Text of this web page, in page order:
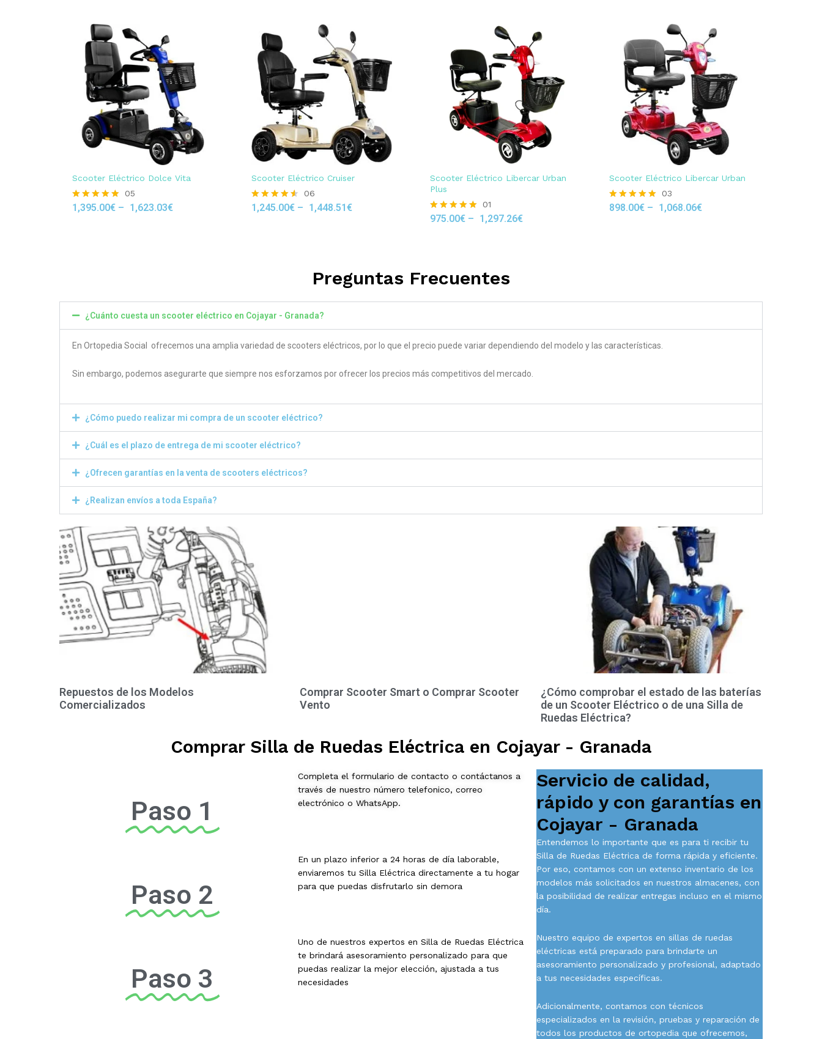
Scooter Eléctrico Dolce Vita
Rated
05
1,395.00€ – 1,623.03€
Scooter Eléctrico Cruiser
Rated
06
1,245.00€– 1,448.51€
Scooter Eléctrico Libercar Urban
Plus
Rated
01
975.00€ – 1,297.26€
Scooter Eléctrico Libercar Urban
Rated
03
898.00€– 1,068.06€
Preguntas Frecuentes
¿Cuánto cuesta un scooter eléctrico en Cojayar - Granada?
En Ortopedia Social ofrecemos una amplia variedad de scooters eléctricos, por lo que el precio puede variar dependiendo del modelo y las características.
Sin embargo, podemos asegurarte que siempre nos esforzamos por ofrecer los precios más competitivos del mercado.
¿Cómo puedo realizar mi compra de un scooter eléctrico?
¿Cuál es el plazo de entrega de mi scooter eléctrico?
¿Ofrecen garantías en la venta de scooters eléctricos?
¿Realizan envíos a toda España?
Repuestos de los Modelos
Comercializados
Comprar Scooter Smart o Comprar Scooter
Vento
¿Cómo comprobar el estado de las baterías
de un Scooter Eléctrico o de una Silla de
Ruedas Eléctrica?
Comprar Silla de Ruedas Eléctrica en Cojayar - Granada
Paso 1
Paso 2
Paso 3
Completa el formulario de contacto o contáctanos a
través de nuestro número telefonico, correo
electrónico o WhatsApp.
En un plazo inferior a 24 horas de día laborable,
enviaremos tu Silla Eléctrica directamente a tu hogar
para que puedas disfrutarlo sin demora
Uno de nuestros expertos en Silla de Ruedas Eléctrica
te brindará asesoramiento personalizado para que
puedas realizar la mejor elección, ajustada a tus
necesidades
Servicio de calidad,
rápido y con garantías en
Cojayar - Granada
Entendemos lo importante que es para ti recibir tu
Silla de Ruedas Eléctrica de forma rápida y eficiente.
Por eso, contamos con un extenso inventario de los
modelos más solicitados en nuestros almacenes, con
la posibilidad de realizar entregas incluso en el mismo
día.
Nuestro equipo de expertos en sillas de ruedas
eléctricas está preparado para brindarte un
asesoramiento personalizado y profesional, adaptado
a tus necesidades específicas.
Adicionalmente, contamos con técnicos
especializados en la revisión, pruebas y reparación de
todos los productos de ortopedia que ofrecemos,